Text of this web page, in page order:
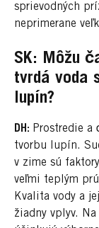
sprievodných
neprimerane
SK: Môžu
tvrdá voda
lupín?
DH: Prostredie a
tvorbu lupín.
v zime sú
veľmi teplým
Kvalita vody a
žiadny vplyv.